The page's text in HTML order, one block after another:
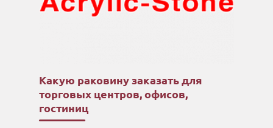
Какую раковину заказать для
торговых центров, офисов,
гостиниц